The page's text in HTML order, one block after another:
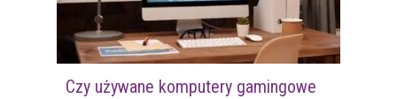
Czy używane komputery gamingowe